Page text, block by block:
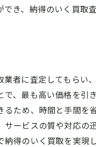
き、納得のいく買取
者に査定してもらい
、最も高い価格を引
ため、時間と手間を
ービスの質や対応の
得のいく買取を実現し